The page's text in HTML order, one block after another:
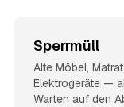
Sperrmüll
Alte Möbel,
Elektrogeräte —
Warten auf den